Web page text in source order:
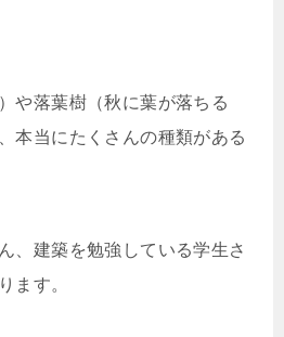
や落葉樹（秋に葉が落ちる
本当にたくさんの種類がある
、建築を勉強している学生さ
ます。